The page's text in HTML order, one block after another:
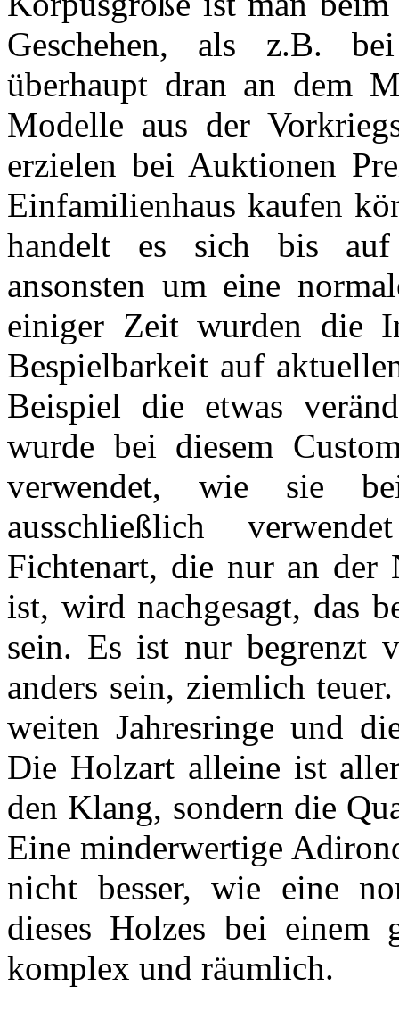
Geschehen, als z.B.
überhaupt dran an dem
Modelle aus der
erzielen bei Auktionen
Einfamilienhaus kaufen
handelt es sich bis auf
ansonsten um eine
einiger Zeit wurden die
Bespielbarkeit auf
Beispiel die etwas
wurde bei diesem
verwendet, wie sie
ausschließlich
Fichtenart, die nur an der
ist, wird nachgesagt, das
sein. Es ist nur begrenzt
anders sein, ziemlich
weiten Jahresringe und
Die Holzart alleine ist
den Klang, sondern die
Eine minderwertige
nicht besser, wie eine
dieses Holzes bei einem
komplex und räumlich.